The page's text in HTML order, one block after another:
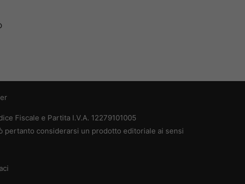
Fiscale e Partita I.V.A. 12279101005
pertanto considerarsi un prodotto editoriale ai sensi